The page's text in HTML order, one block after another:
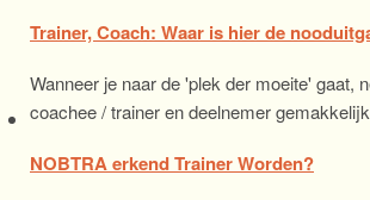
Trainer, Coach: Waar is hier de
Wanneer je naar de 'plek der moeite' gaat,
coachee / trainer en deelnemer
NOBTRA erkend Trainer Worden?